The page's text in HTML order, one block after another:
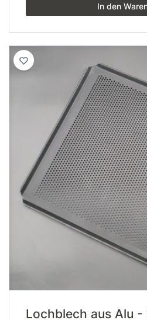
In den
Lochblech aus Alu